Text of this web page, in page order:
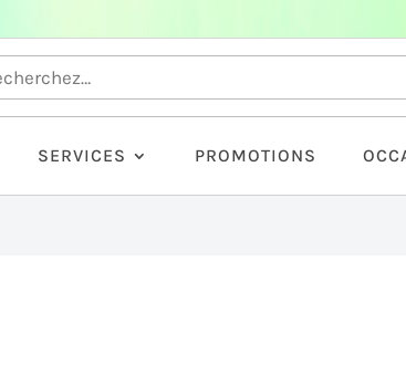
SERVICES PROMOTIONS